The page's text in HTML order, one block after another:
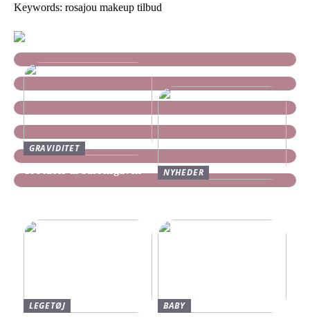
Keywords: rosajou makeup tilbud
GRAVIDITET
NYHEDER
LEGETØJ
BABY